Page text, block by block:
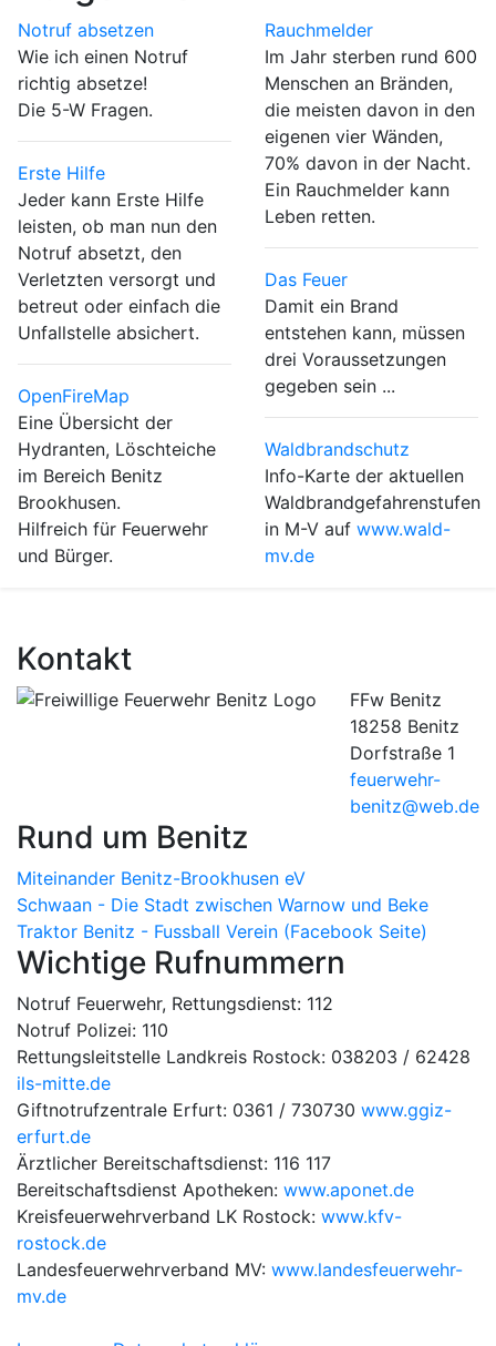
Notruf absetzen
Wie ich einen Notruf
richtig absetze!
Die 5-W Fragen.
Erste Hilfe
Jeder kann Erste Hilfe
leisten, ob man nun den
Notruf absetzt, den
Verletzten versorgt und
betreut oder einfach die
Unfallstelle absichert.
OpenFireMap
Eine Übersicht der
Hydranten, Löschteiche
im Bereich Benitz
Brookhusen.
Hilfreich für Feuerwehr
und Bürger.
Rauchmelder
Im Jahr sterben rund 600
Menschen an Bränden,
die meisten davon in den
eigenen vier Wänden,
70% davon in der Nacht.
Ein Rauchmelder kann
Leben retten.
Das Feuer
Damit ein Brand
entstehen kann, müssen
drei Voraussetzungen
gegeben sein ...
Waldbrandschutz
Info-Karte der aktuellen
Waldbrandgefahrenstufen
in M-V auf www.wald-
mv.de
Kontakt
FFw Benitz
18258 Benitz
Dorfstraße 1
feuerwehr-
benitz@web.de
Rund um Benitz
Miteinander Benitz-Brookhusen eV
Schwaan - Die Stadt zwischen Warnow und Beke
Traktor Benitz - Fussball Verein (Facebook Seite)
Wichtige Rufnummern
Notruf Feuerwehr, Rettungsdienst: 112
Notruf Polizei: 110
Rettungsleitstelle Landkreis Rostock: 038203 / 62428
ils-mitte.de
Giftnotrufzentrale Erfurt: 0361 / 730730 www.ggiz-
erfurt.de
Ärztlicher Bereitschaftsdienst: 116 117
Bereitschaftsdienst Apotheken: www.aponet.de
Kreisfeuerwehrverband LK Rostock: www.kfv-
rostock.de
Landesfeuerwehrverband MV: www.landesfeuerwehr-
mv.de